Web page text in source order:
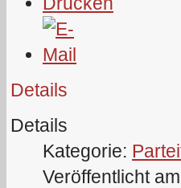
Details
Details
Kategorie:
Veröffentlicht